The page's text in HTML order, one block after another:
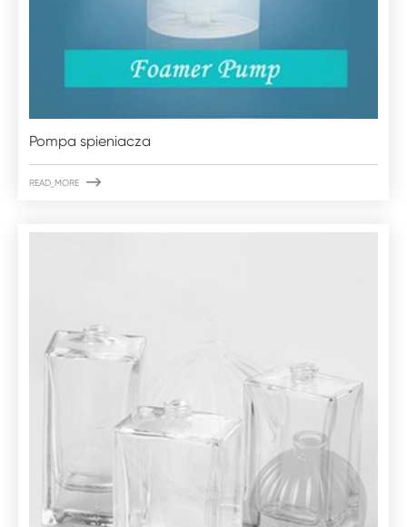
Pompa spieniacza
READ_MORE 